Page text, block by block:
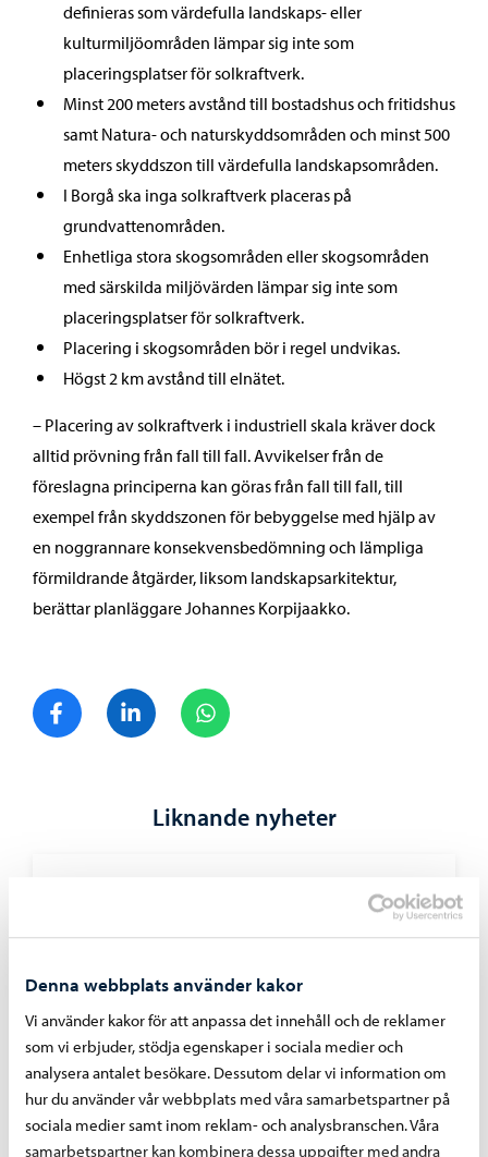
Denna webbplats använder kakor
Vi använder kakor för att anpassa det innehåll och de reklamer
som vi erbjuder, stödja egenskaper i sociala medier och
analysera antalet besökare. Dessutom delar vi information om
hur du använder vår webbplats med våra samarbetspartner på
sociala medier samt inom reklam- och analysbranschen. Våra
samarbetspartner kan kombinera dessa uppgifter med andra
definieras som värdefulla landskaps- eller
kulturmiljöområden lämpar sig inte som
placeringsplatser för solkraftverk.
Minst 200 meters avstånd till bostadshus och fritidshus
samt Natura- och naturskyddsområden och minst 500
meters skyddszon till värdefulla landskapsområden.
I Borgå ska inga solkraftverk placeras på
grundvattenområden.
Enhetliga stora skogsområden eller skogsområden
med särskilda miljövärden lämpar sig inte som
placeringsplatser för solkraftverk.
Placering i skogsområden bör i regel undvikas.
Högst 2 km avstånd till elnätet.
– Placering av solkraftverk i industriell skala kräver dock
alltid prövning från fall till fall. Avvikelser från de
föreslagna principerna kan göras från fall till fall, till
exempel från skyddszonen för bebyggelse med hjälp av
en noggrannare konsekvensbedömning och lämpliga
förmildrande åtgärder, liksom landskapsarkitektur,
berättar planläggare Johannes Korpijaakko.
Dela på FacebookDela på LinkedIn
Liknande nyheter
Faktureringen av dagvattenavgifter inleds i
för år 2026